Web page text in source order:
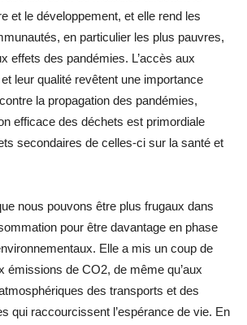
et le développement, et elle rend les
en particulier les plus pauvres,
effets des pandémies. L’accès aux
leur qualité revêtent une importance
la propagation des pandémies,
efficace des déchets est primordiale
secondaires de celles-ci sur la santé et
nous pouvons être plus frugaux dans
pour être davantage en phase
Elle a mis un coup de
émissions de CO2, de même qu’aux
des transports et des
qui raccourcissent l’espérance de vie. En